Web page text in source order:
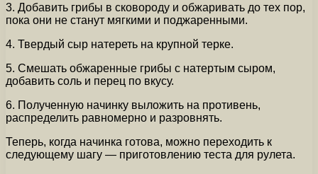
3. Добавить грибы в сковороду и обжаривать до тех пор,
пока они не станут мягкими и поджаренными.
4. Твердый сыр натереть на крупной терке.
5. Смешать обжаренные грибы с натертым сыром,
добавить соль и перец по вкусу.
6. Полученную начинку выложить на противень,
распределить равномерно и разровнять.
Теперь, когда начинка готова, можно переходить к
следующему шагу — приготовлению теста для рулета.